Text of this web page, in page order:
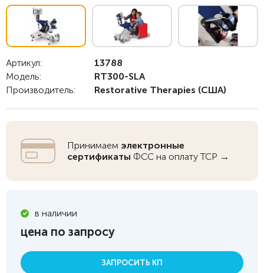
Артикул:
13788
Модель:
RT300-SLA
Производитель:
Restorative Therapies (США)
Принимаем электронные
сертификаты ФСС на оплату ТСР →
в наличии
цена по запросу
ЗАПРОСИТЬ КП